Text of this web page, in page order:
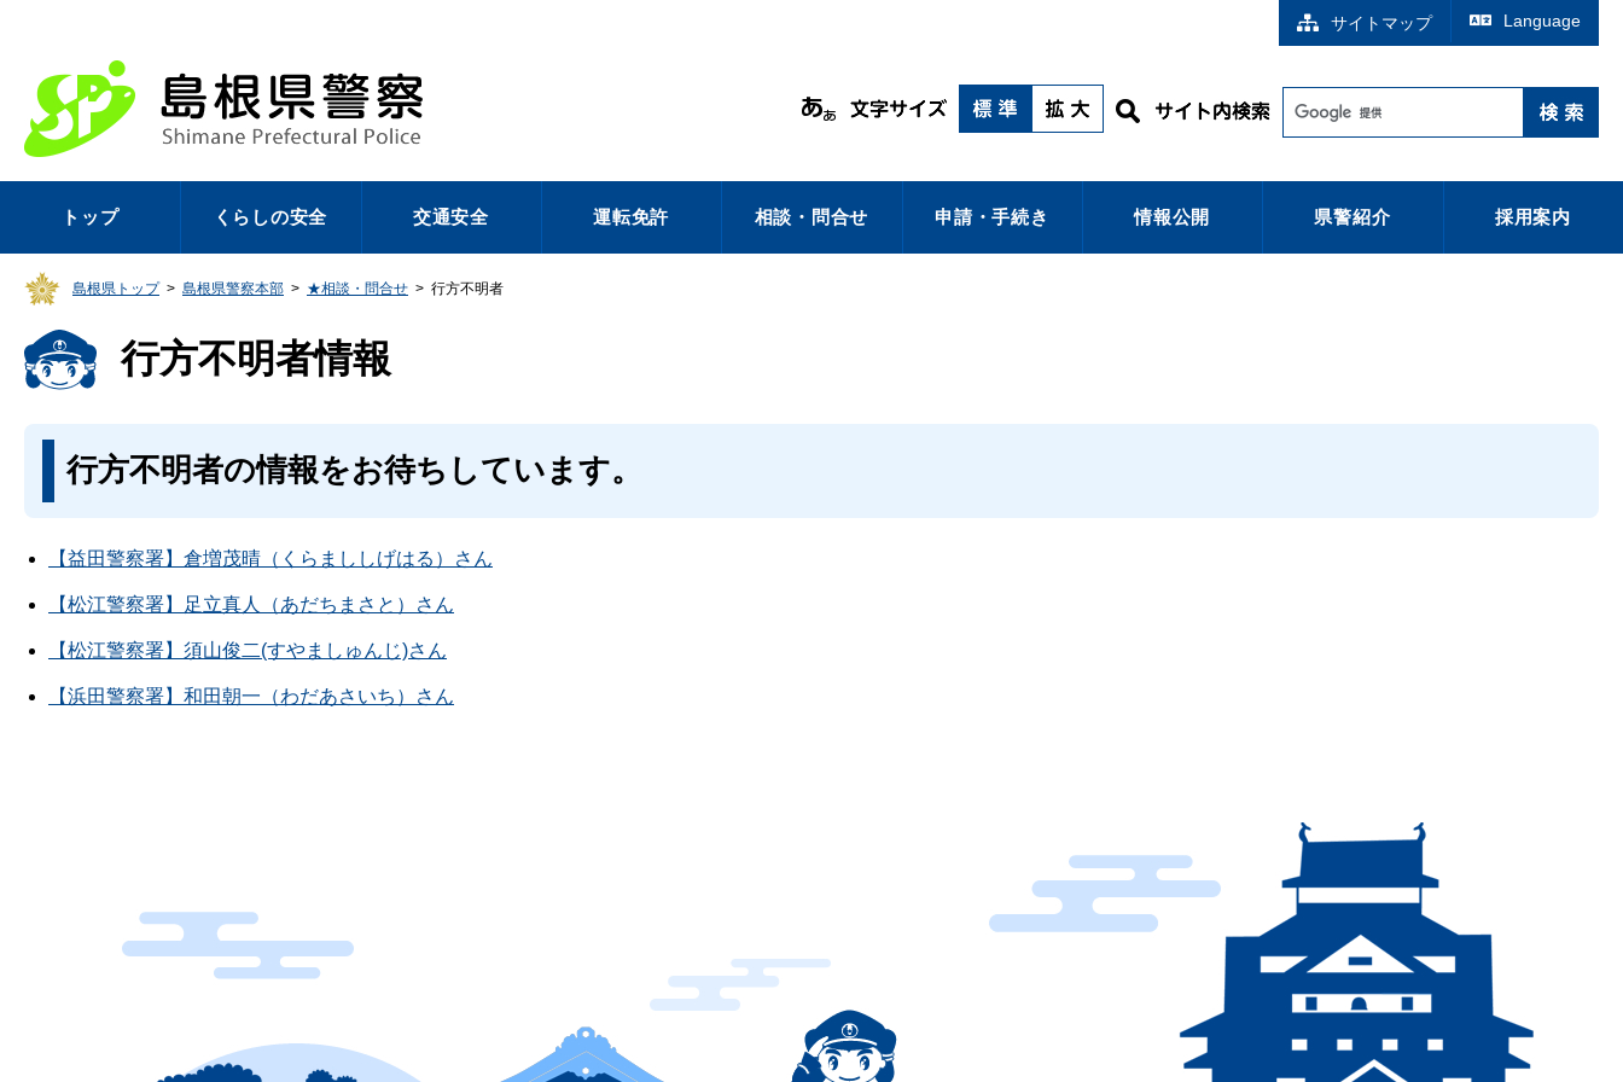
サイトマップ Language
トップ くらしの安全 交通安全 運転免許 相談・問合せ 申請・手続き 情報公開 県警紹介 採用案内
島根県トップ > 島根県警察本部 > ★相談・問合せ > 行方不明者
行方不明者情報
行方不明者の情報をお待ちしています。
【益田警察署】倉増茂晴（くらまししげはる）さん
【松江警察署】足立真人（あだちまさと）さん
【松江警察署】須山俊二(すやましゅんじ)さん
【浜田警察署】和田朝一（わだあさいち）さん